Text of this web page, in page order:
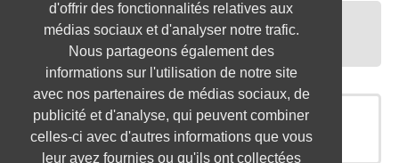
d'offrir des fonctionnalités relatives aux
médias sociaux et d'analyser notre trafic.
Nous partageons également des
informations sur l'utilisation de notre site
avec nos partenaires de médias sociaux, de
publicité et d'analyse, qui peuvent combiner
celles-ci avec d'autres informations que vous
leur avez fournies ou qu'ils ont collectées
Préparez vos entretiens,
TESTEZ-VOUS
OFFRES SIMILAIRES